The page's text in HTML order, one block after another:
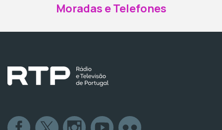
Moradas e Telefones